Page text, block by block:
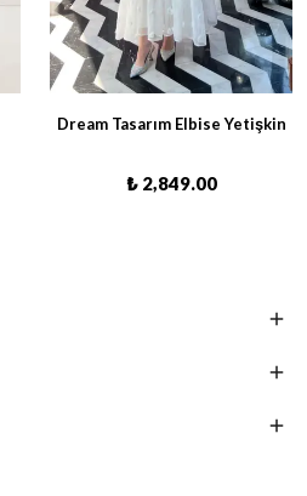
Dream Tasarım Elbise Yetişkin
₺ 2,849.00